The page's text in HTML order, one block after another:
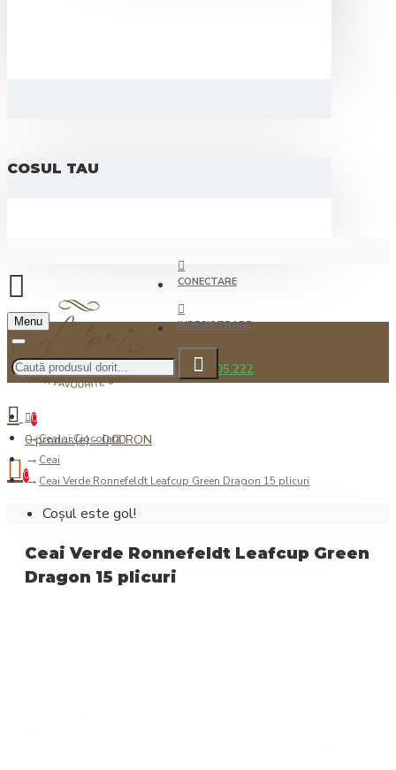
COSUL TAU
CONECTARE
INREGISTRARE
0722.505.222
Menu
0
0 produs(e) - 0,00RON
0
Coșul este gol!
Ceai şi Ciocolată
Ceai
Ceai Verde Ronnefeldt Leafcup Green Dragon 15 plicuri
Ceai Verde Ronnefeldt Leafcup Green
Dragon 15 plicuri